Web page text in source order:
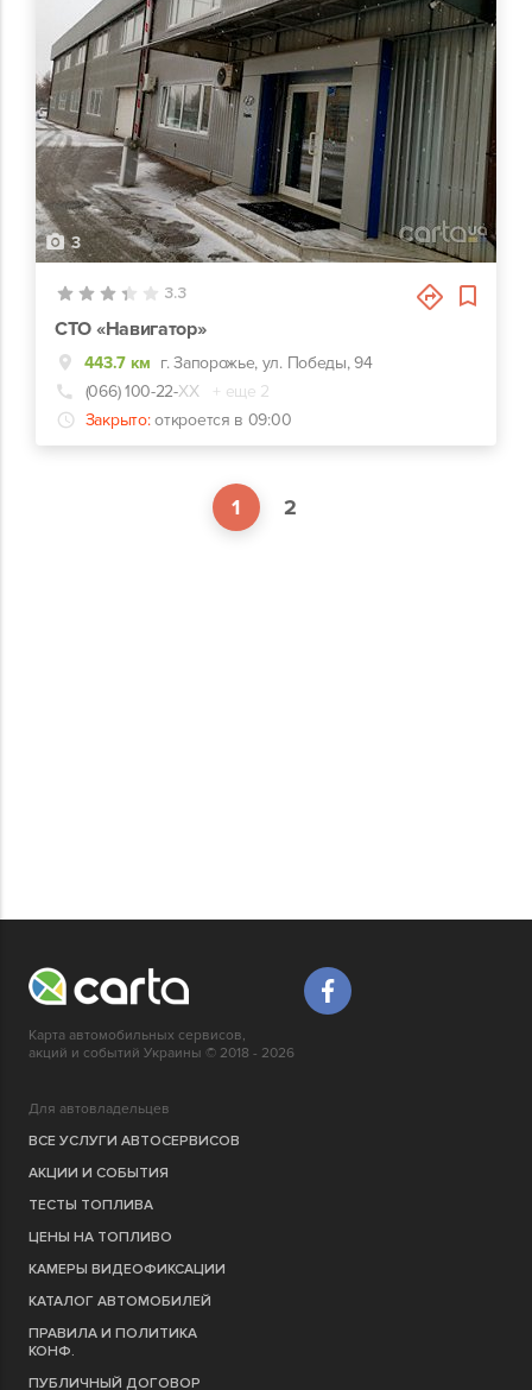
3
3.3
СТО «Навигатор»
443.7 км г. Запорожье, ул. Победы, 94
(066) 100-22-ХХ
+ еще 2
Закрыто: откроется в 09:00
1 2
Карта автомобильных сервисов,
акций и событий Украины © 2018 - 2026
Для автовладельцев
ВСЕ УСЛУГИ АВТОСЕРВИСОВ
АКЦИИ И СОБЫТИЯ
ТЕСТЫ ТОПЛИВА
ЦЕНЫ НА ТОПЛИВО
КАМЕРЫ ВИДЕОФИКСАЦИИ
КАТАЛОГ АВТОМОБИЛЕЙ
ПРАВИЛА И ПОЛИТИКА
КОНФ.
ПУБЛИЧНЫЙ ДОГОВОР